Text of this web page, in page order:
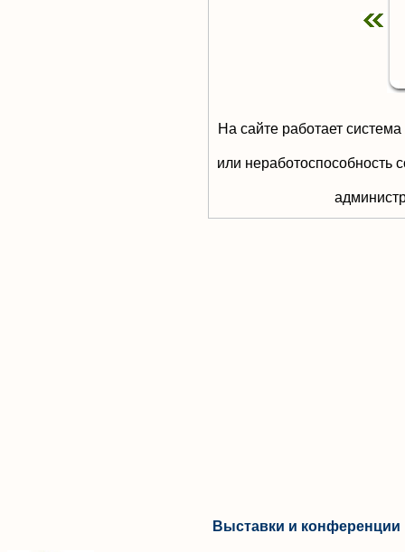
На сайте работает
или неработоспособность
Выставки и конференции